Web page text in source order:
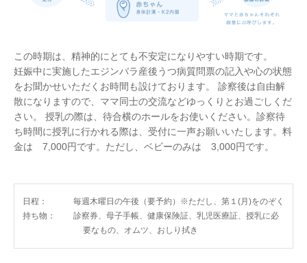
この時期は、精神的にとても不安定になりやすい時期です。
妊娠中に実施したエジンバラ産後うつ病質問票の記⼊や⼼の状態
をお聞かせいただくお時間も設けております。 診察後は⾃由解
散になりますので、ママ同士の交流などゆっくりとお過ごしくだ
さい。 授乳の際は、待合横のホールをお使いください。診察待
ち時間に授乳に⾏かれる際は、受付に⼀声お願いいたします。料
金は 7,000円です。ただし、ベビーのみは 3,000円です。
日程：
毎週木曜日の午後（要予約）※ただし、第１(月)をのぞく
持ち物：
診察券、母子手帳、健康保険証、乳児医療証、授乳に必
要なもの、オムツ、おしり拭き